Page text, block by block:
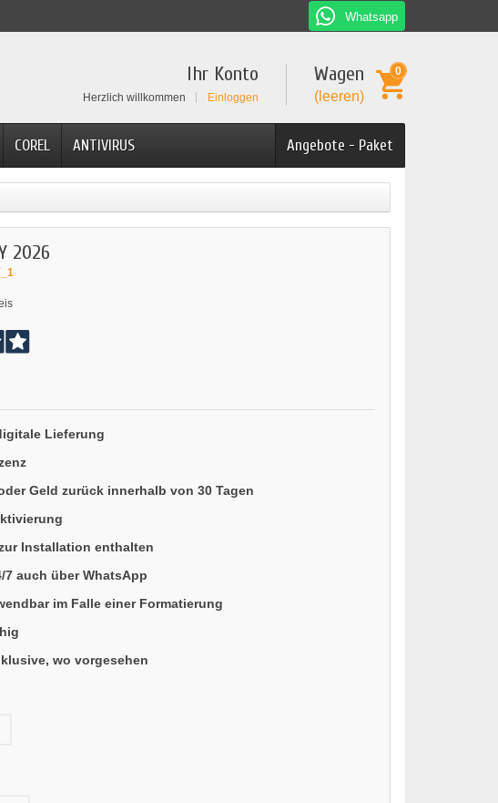
Whatsapp
Wagen
(leeren)
0
Ihr Konto
Herzlich willkommen Einloggen
Angebote - Paket
COREL ANTIVIRUS
2026
Lieferung
Geld zurück innerhalb von 30 Tagen
Installation enthalten
7 auch über WhatsApp
im Falle einer Formatierung
wo vorgesehen